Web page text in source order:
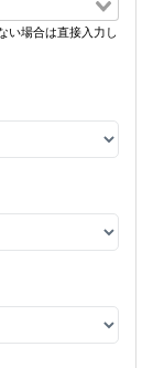
い場合は直接入力し